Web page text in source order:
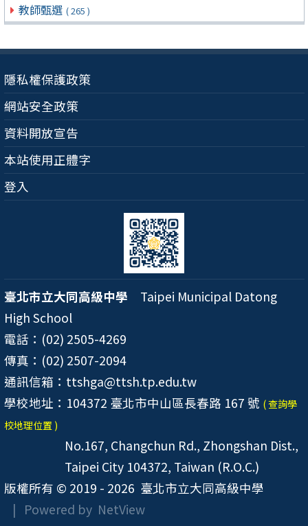
教師甄選 ( 265 )
隱私權保護政策
網站安全政策
資料開放宣告
本站使用正體字
登入
臺北市立大同高級中學 Taipei Municipal Datong
High School
電話：(02) 2505-4269
傳真：(02) 2507-2094
通訊信箱：ttshga@ttsh.tp.edu.tw
學校地址：104372 臺北市中山區長春路 167 號 ( 查詢學
校地理位置 )
No.167, Changchun Rd., Zhongshan Dist.,
Taipei City 104372, Taiwan (R.O.C.)
版權所有 © 2019 - 2026 臺北市立大同高級中學
| Powered by NetView